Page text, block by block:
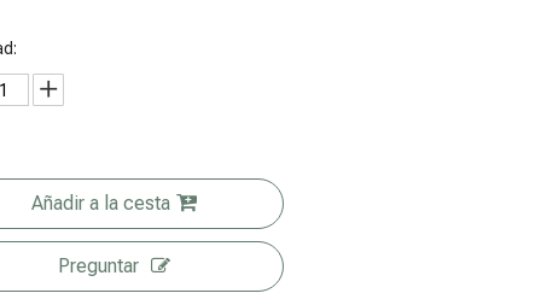
Bolsa de
Bolsas de
frutos secos
Bolsas de
proteína
Añadir a la cesta
Preguntar